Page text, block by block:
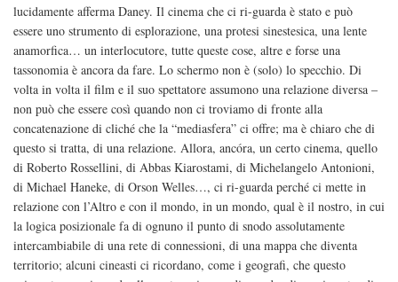
lucidamente afferma Daney. Il cinema che ci ri-guarda è stato e può
essere uno strumento di esplorazione, una protesi sinestesica, una lente
anamorfica… un interlocutore, tutte queste cose, altre e forse una
tassonomia è ancora da fare. Lo schermo non è (solo) lo specchio. Di
volta in volta il film e il suo spettatore assumono una relazione diversa –
non può che essere così quando non ci troviamo di fronte alla
concatenazione di cliché che la “mediasfera” ci offre; ma è chiaro che di
questo si tratta, di una relazione. Allora, ancóra, un certo cinema, quello
di Roberto Rossellini, di Abbas Kiarostami, di Michelangelo Antonioni,
di Michael Haneke, di Orson Welles…, ci ri-guarda perché ci mette in
relazione con l’Altro e con il mondo, in un mondo, qual è il nostro, in cui
la logica posizionale fa di ognuno il punto di snodo assolutamente
intercambiabile di una rete di connessioni, di una mappa che diventa
territorio; alcuni cineasti ci ricordano, come i geografi, che questo